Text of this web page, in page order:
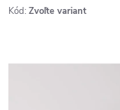
Kód: Zvoľte variant